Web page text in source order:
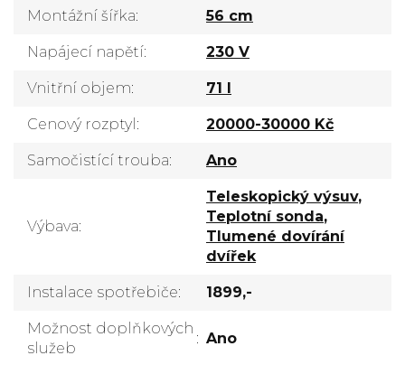
Montážní šířka: 56 cm
Napájecí napětí: 230 V
Vnitřní objem: 71 l
Cenový rozptyl : 20000-30000 Kč
Samočistící trouba: Ano
Výbava:
Teleskopický výsuv,
Teplotní sonda,
Tlumené dovírání
dvířek
Instalace spotřebiče: 1899,-
Možnost doplňkových
služeb
: Ano